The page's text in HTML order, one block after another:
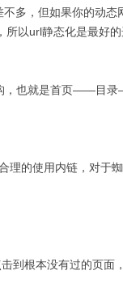
多，但如果你的动态
以url静态化是最好的
，也就是首页——目
的使用内链，对于
根本没有过的页面